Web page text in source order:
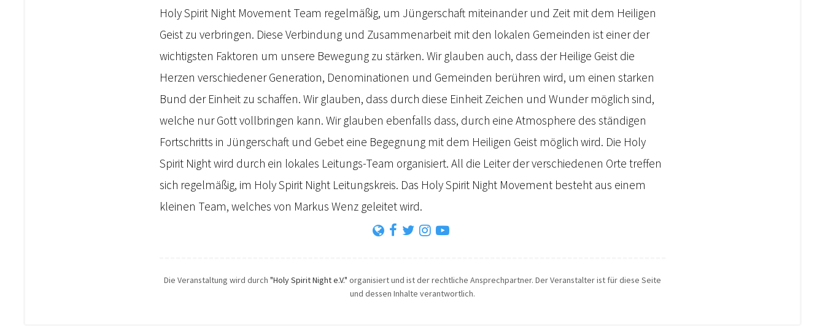
Holy Spirit Night Movement Team regelmäßig, um Jüngerschaft miteinander und Zeit mit dem Heiligen
Geist zu verbringen. Diese Verbindung und Zusammenarbeit mit den lokalen Gemeinden ist einer der
wichtigsten Faktoren um unsere Bewegung zu stärken. Wir glauben auch, dass der Heilige Geist die
Herzen verschiedener Generation, Denominationen und Gemeinden berühren wird, um einen starken
Bund der Einheit zu schaffen. Wir glauben, dass durch diese Einheit Zeichen und Wunder möglich sind,
welche nur Gott vollbringen kann. Wir glauben ebenfalls dass, durch eine Atmosphere des ständigen
Fortschritts in Jüngerschaft und Gebet eine Begegnung mit dem Heiligen Geist möglich wird. Die Holy
Spirit Night wird durch ein lokales Leitungs-Team organisiert. All die Leiter der verschiedenen Orte treffen
sich regelmäßig, im Holy Spirit Night Leitungskreis. Das Holy Spirit Night Movement besteht aus einem
kleinen Team, welches von Markus Wenz geleitet wird.
Die Veranstaltung wird durch "Holy Spirit Night e.V." organisiert und ist der rechtliche Ansprechpartner. Der Veranstalter ist für diese Seite
und dessen Inhalte verantwortlich.